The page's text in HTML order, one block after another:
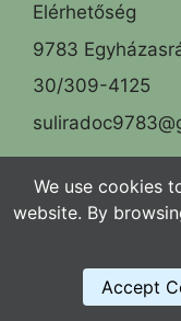
Elérhetőség
9783
30/309-4125
© 2026
•
We use cookies
website. By
Accept